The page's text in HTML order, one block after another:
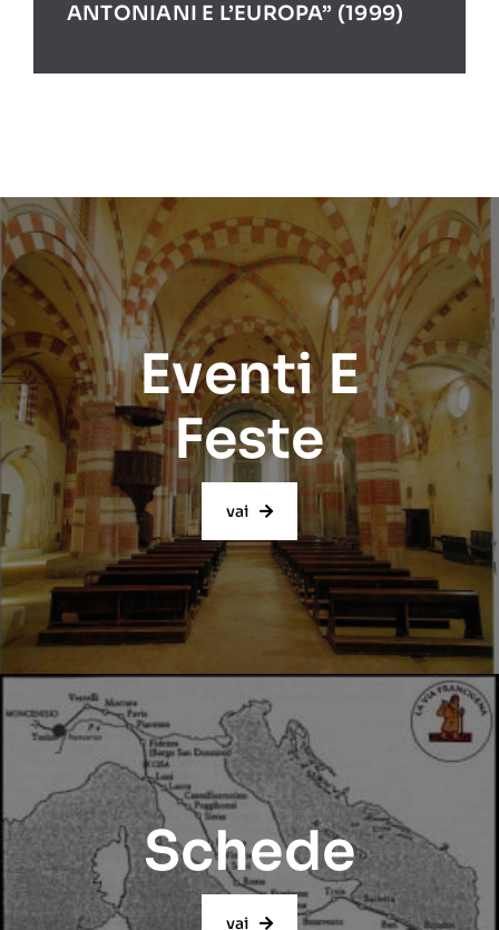
ANTONIANI E L’EUROPA” (1999)
Eventi E
Feste
vai
Schede
vai